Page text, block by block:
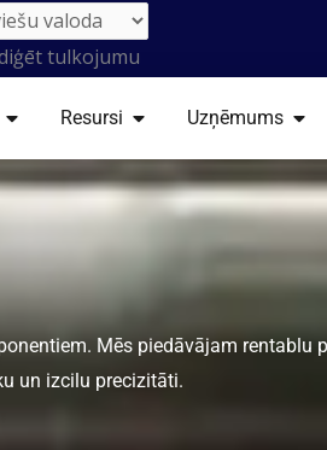
tulkojumu
ATVĒRT NOZARES
Resursi ATVĒRT RESURSI
Uzņēmums
Mēs piedāvājam rentablu
un izcilu precizitāti.